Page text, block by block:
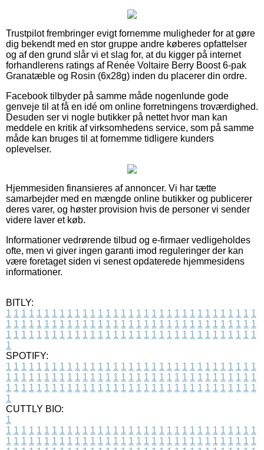
Trustpilot frembringer evigt fornemme muligheder for at gøre
dig bekendt med en stor gruppe andre køberes opfattelser
og af den grund slår vi et slag for, at du kigger på internet
forhandlerens ratings af Renée Voltaire Berry Boost 6-pak
Granatæble og Rosin (6x28g) inden du placerer din ordre.
Facebook tilbyder på samme måde nogenlunde gode
genveje til at få en idé om online forretningens troværdighed.
Desuden ser vi nogle butikker på nettet hvor man kan
meddele en kritik af virksomhedens service, som på samme
måde kan bruges til at fornemme tidligere kunders
oplevelser.
Hjemmesiden finansieres af annoncer. Vi har tætte
samarbejder med en mængde online butikker og publicerer
deres varer, og høster provision hvis de personer vi sender
videre laver et køb.
Informationer vedrørende tilbud og e-firmaer vedligeholdes
ofte, men vi giver ingen garanti imod reguleringer der kan
være foretaget siden vi senest opdaterede hjemmesidens
informationer.
BITLY:
1 1 1 1 1 1 1 1 1 1 1 1 1 1 1 1 1 1 1 1 1 1 1 1 1 1 1 1 1 1 1 1 1
1 1 1 1 1 1 1 1 1 1 1 1 1 1 1 1 1 1 1 1 1 1 1 1 1 1 1 1 1 1 1 1 1
1 1 1 1 1 1 1 1 1 1 1 1 1 1 1 1 1 1 1 1 1 1 1 1 1 1 1 1 1 1 1 1 1
1
SPOTIFY:
1 1 1 1 1 1 1 1 1 1 1 1 1 1 1 1 1 1 1 1 1 1 1 1 1 1 1 1 1 1 1 1 1
1 1 1 1 1 1 1 1 1 1 1 1 1 1 1 1 1 1 1 1 1 1 1 1 1 1 1 1 1 1 1 1 1
1 1 1 1 1 1 1 1 1 1 1 1 1 1 1 1 1 1 1 1 1 1 1 1 1 1 1 1 1 1 1 1 1
1
CUTTLY BIO:
1
1 1 1 1 1 1 1 1 1 1 1 1 1 1 1 1 1 1 1 1 1 1 1 1 1 1 1 1 1 1 1 1 1
1 1 1 1 1 1 1 1 1 1 1 1 1 1 1 1 1 1 1 1 1 1 1 1 1 1 1 1 1 1 1 1 1